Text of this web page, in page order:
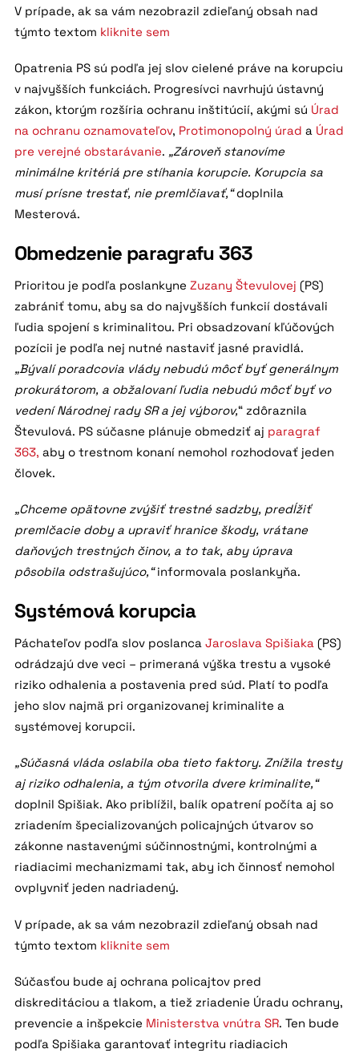
V prípade, ak sa vám nezobrazil zdieľaný obsah nad
týmto textom kliknite sem
Opatrenia PS sú podľa jej slov cielené práve na korupciu
v najvyšších funkciách. Progresívci navrhujú ústavný
zákon, ktorým rozšíria ochranu inštitúcií, akými sú Úrad
na ochranu oznamovateľov, Protimonopolný úrad a Úrad
pre verejné obstarávanie. „Zároveň stanovíme
minimálne kritériá pre stíhania korupcie. Korupcia sa
musí prísne trestať, nie premlčiavať,“doplnila
Mesterová.
Obmedzenie paragrafu 363
Prioritou je podľa poslankyne Zuzany Števulovej (PS)
zabrániť tomu, aby sa do najvyšších funkcií dostávali
ľudia spojení s kriminalitou. Pri obsadzovaní kľúčových
pozícii je podľa nej nutné nastaviť jasné pravidlá.
„Bývalí poradcovia vlády nebudú môcť byť generálnym
prokurátorom, a obžalovaní ľudia nebudú môcť byť vo
vedení Národnej rady SR a jej výborov,“ zdôraznila
Števulová. PS súčasne plánuje obmedziť aj paragraf
363, aby o trestnom konaní nemohol rozhodovať jeden
človek.
„Chceme opätovne zvýšiť trestné sadzby, predĺžiť
premlčacie doby a upraviť hranice škody, vrátane
daňových trestných činov, a to tak, aby úprava
pôsobila odstrašujúco,“informovala poslankyňa.
Systémová korupcia
Páchateľov podľa slov poslanca Jaroslava Spišiaka (PS)
odrádzajú dve veci – primeraná výška trestu a vysoké
riziko odhalenia a postavenia pred súd. Platí to podľa
jeho slov najmä pri organizovanej kriminalite a
systémovej korupcii.
„Súčasná vláda oslabila oba tieto faktory. Znížila tresty
aj riziko odhalenia, a tým otvorila dvere kriminalite,“
doplnil Spišiak. Ako priblížil, balík opatrení počíta aj so
zriadením špecializovaných policajných útvarov so
zákonne nastavenými súčinnostnými, kontrolnými a
riadiacimi mechanizmami tak, aby ich činnosť nemohol
ovplyvniť jeden nadriadený.
V prípade, ak sa vám nezobrazil zdieľaný obsah nad
týmto textom kliknite sem
Súčasťou bude aj ochrana policajtov pred
diskreditáciou a tlakom, a tiež zriadenie Úradu ochrany,
prevencie a inšpekcie Ministerstva vnútra SR. Ten bude
podľa Spišiaka garantovať integritu riadiacich